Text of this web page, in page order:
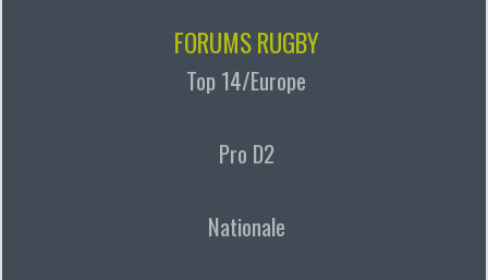
FORUMS RUGBY
Top 14/Europe
Pro D2
Nationale